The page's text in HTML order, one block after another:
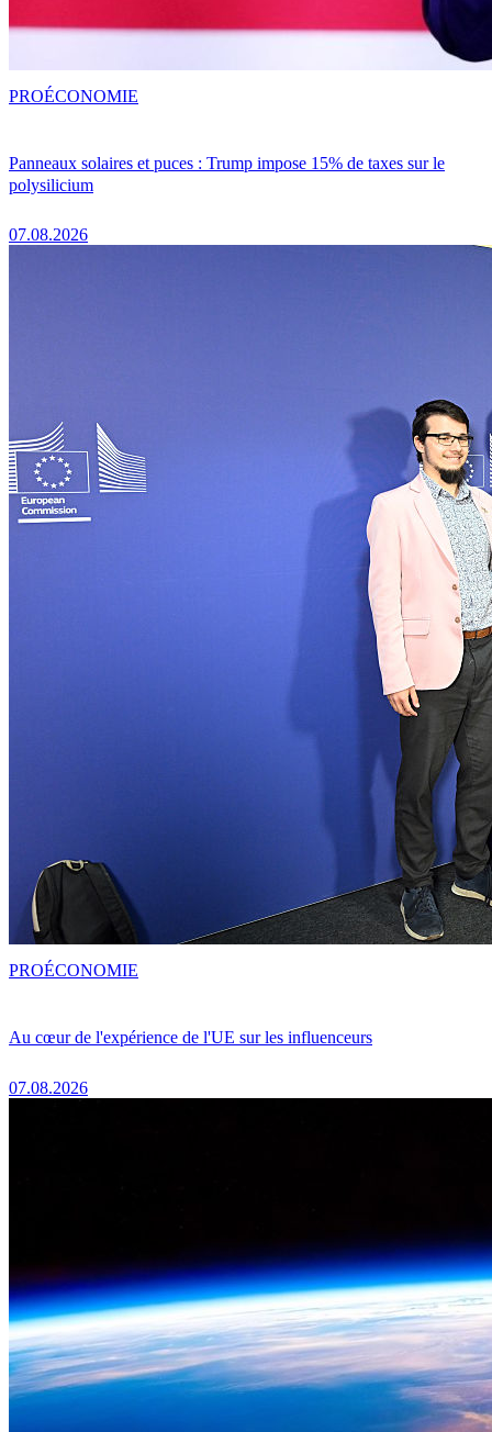
Panneaux solaires et puces : Trump impose 15% de taxes sur le
polysilicium
07.08.2026
PROÉCONOMIE
Au cœur de l'expérience de l'UE sur les influenceurs
07.08.2026
PROÉCONOMIE